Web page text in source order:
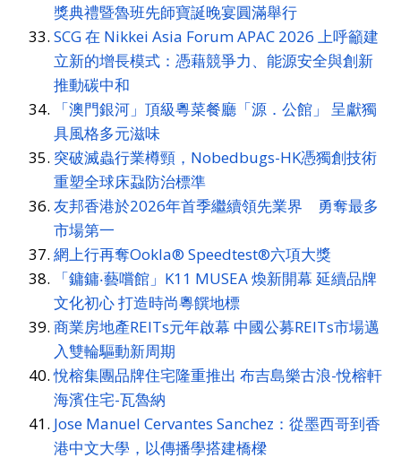
獎典禮暨魯班先師寶誕晚宴圓滿舉行
SCG 在 Nikkei Asia Forum APAC 2026 上呼籲建
立新的增長模式：憑藉競爭力、能源安全與創新
推動碳中和
「澳門銀河」頂級粵菜餐廳「源．公館」 呈獻獨
具風格多元滋味
突破滅蟲行業樽頸，Nobedbugs-HK憑獨創技術
重塑全球床蝨防治標準
友邦香港於2026年首季繼續領先業界 勇奪最多
市場第一
網上行再奪Ookla® Speedtest®六項大獎
「鏞鏞‧藝嚐館」K11 MUSEA 煥新開幕 延續品牌
文化初心 打造時尚粵饌地標
商業房地產REITs元年啟幕 中國公募REITs市場邁
入雙輪驅動新周期
悅榕集團品牌住宅隆重推出 布吉島樂古浪-悅榕軒
海濱住宅-瓦魯納
Jose Manuel Cervantes Sanchez：從墨西哥到香
港中文大學，以傳播學搭建橋樑